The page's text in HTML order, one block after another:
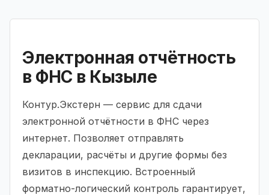
Электронная отчётность
в ФНС в Кызыле
Контур.Экстерн — сервис для сдачи
электронной отчётности в ФНС через
интернет. Позволяет отправлять
декларации, расчёты и другие формы без
визитов в инспекцию. Встроенный
форматно-логический контроль гарантирует,